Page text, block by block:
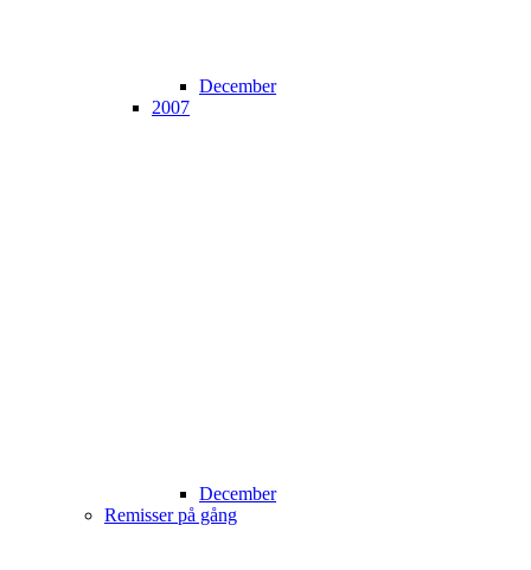
December
2007
December
Remisser på gång